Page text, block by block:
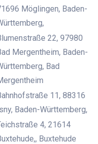
Möglingen, Baden-
22, 97980
Mergentheim, Baden-
Bad
11, 88316
Baden-Württemberg,
4, 21614
Buxtehude